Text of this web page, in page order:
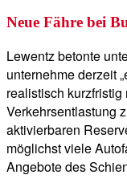
Neue Fähre bei
Lewentz betonte
unternehme derzeit
realistisch
Verkehrsentlastung
aktivierbaren
möglichst viele
Angebote des